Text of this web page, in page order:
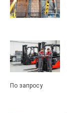
По запросу